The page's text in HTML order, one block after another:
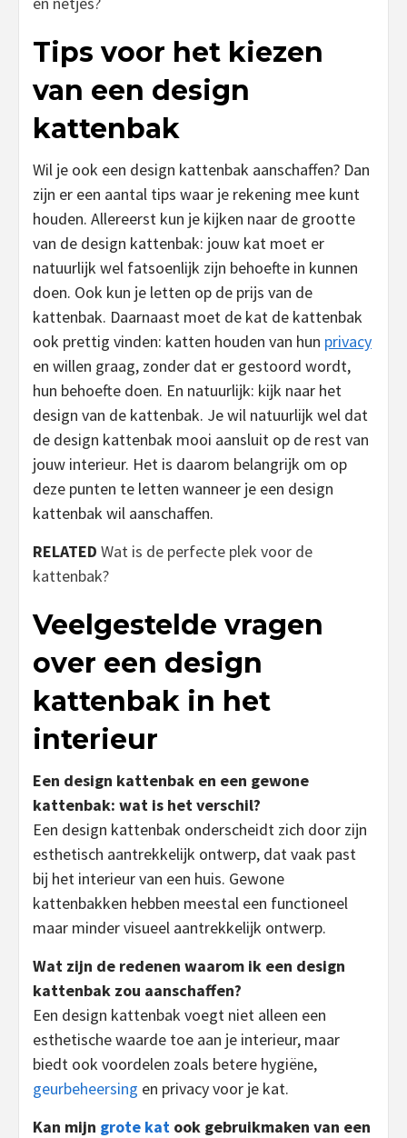
Tips voor het kiezen
van een design
kattenbak
Wil je ook een design kattenbak aanschaffen? Dan
zijn er een aantal tips waar je rekening mee kunt
houden. Allereerst kun je kijken naar de grootte
van de design kattenbak: jouw kat moet er
natuurlijk wel fatsoenlijk zijn behoefte in kunnen
doen. Ook kun je letten op de prijs van de
kattenbak. Daarnaast moet de kat de kattenbak
ook prettig vinden: katten houden van hun privacy
en willen graag, zonder dat er gestoord wordt,
hun behoefte doen. En natuurlijk: kijk naar het
design van de kattenbak. Je wil natuurlijk wel dat
de design kattenbak mooi aansluit op de rest van
jouw interieur. Het is daarom belangrijk om op
deze punten te letten wanneer je een design
kattenbak wil aanschaffen.
RELATED Wat is de perfecte plek voor de
kattenbak?
Veelgestelde vragen
over een design
kattenbak in het
interieur
Een design kattenbak en een gewone
kattenbak: wat is het verschil?
Een design kattenbak onderscheidt zich door zijn
esthetisch aantrekkelijk ontwerp, dat vaak past
bij het interieur van een huis. Gewone
kattenbakken hebben meestal een functioneel
maar minder visueel aantrekkelijk ontwerp.
Wat zijn de redenen waarom ik een design
kattenbak zou aanschaffen?
Een design kattenbak voegt niet alleen een
esthetische waarde toe aan je interieur, maar
biedt ook voordelen zoals betere hygiëne,
geurbeheersing en privacy voor je kat.
Kan mijn grote kat ook gebruikmaken van een